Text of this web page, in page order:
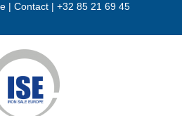
| Contact | +32 85 21 69 45